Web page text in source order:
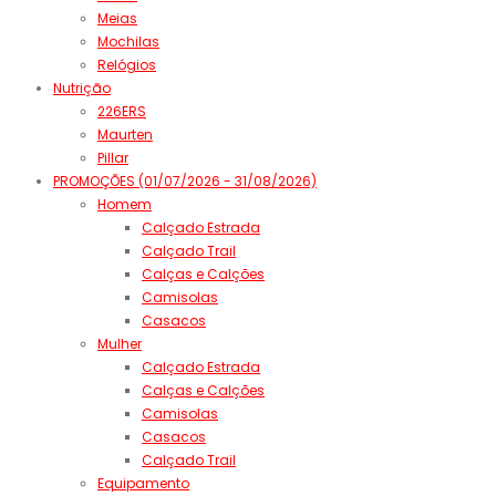
Meias
Mochilas
Relógios
Nutrição
226ERS
Maurten
Pillar
PROMOÇÕES (01/07/2026 - 31/08/2026)
Homem
Calçado Estrada
Calçado Trail
Calças e Calções
Camisolas
Casacos
Mulher
Calçado Estrada
Calças e Calções
Camisolas
Casacos
Calçado Trail
Equipamento